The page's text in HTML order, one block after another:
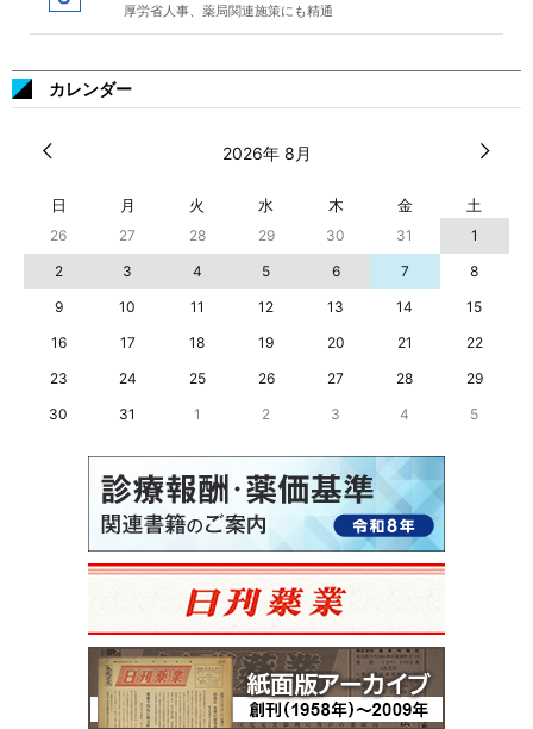
厚労省人事、薬局関連施策にも精通
カレンダー
2026年 8月
日 月 火 水 木 金 土
26 27 28 29 30 31
1
2
3 4 5 6 7
8
9
10 11 12 13 14
15
16
17 18 19 20 21
22
23
24 25 26 27 28
29
30
31 1 2 3 4 5